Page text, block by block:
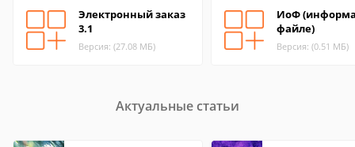
Электронный заказ
3.1
Версия: (27.08 МБ)
ИоФ
файле)
Версия: (0.51 МБ)
Актуальные статьи